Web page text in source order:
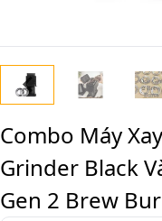
Combo Máy
Grinder Black
Gen 2 Brew